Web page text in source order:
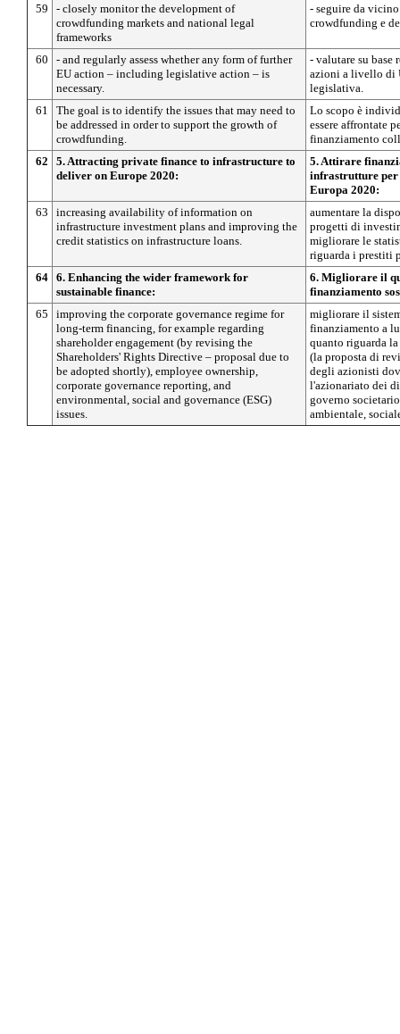
59
- closely monitor the development of
crowdfunding markets and national legal
frameworks
- seguire da
crowdfunding e
60
- and regularly assess whether any form of further
EU action – including legislative action – is
necessary.
- valutare su base
azioni a livello di
legislativa.
61
The goal is to identify the issues that may need to
be addressed in order to support the growth of
crowdfunding.
Lo scopo è
essere affrontate
finanziamento
62
5. Attracting private finance to infrastructure to
deliver on Europe 2020:
5. Attirare
infrastrutture
Europa 2020:
63
increasing availability of information on
infrastructure investment plans and improving the
credit statistics on infrastructure loans.
aumentare la
progetti di
migliorare le
riguarda i prestiti
64 6. Enhancing the wider framework for
sustainable finance:
6. Migliorare il
finanziamento
65
improving the corporate governance regime for
long-term financing, for example regarding
shareholder engagement (by revising the
Shareholders' Rights Directive – proposal due to
be adopted shortly), employee ownership,
corporate governance reporting, and
environmental, social and governance (ESG)
issues.
migliorare il
finanziamento a
quanto riguarda
(la proposta di
degli azionisti
l'azionariato dei
governo
ambientale,